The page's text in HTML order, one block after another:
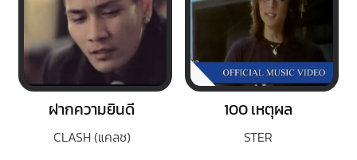
ฝากความยินดี
CLASH (แคลช)
100 เหตุผล
STER